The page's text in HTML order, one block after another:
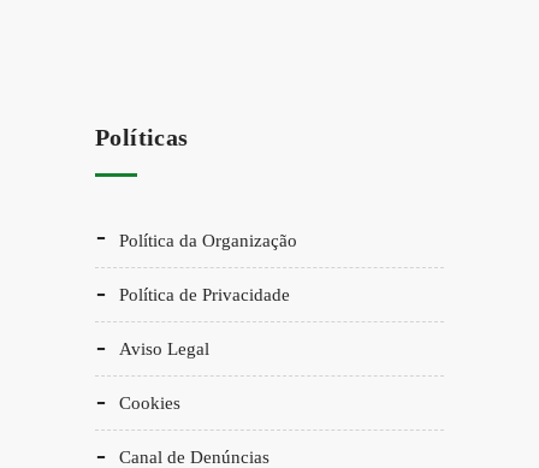
Políticas
Política da Organização
Política de Privacidade
Aviso Legal
Cookies
Canal de Denúncias